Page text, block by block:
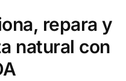
repara y
natural con